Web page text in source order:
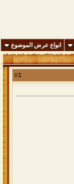
انواع عرض الموضوع
1